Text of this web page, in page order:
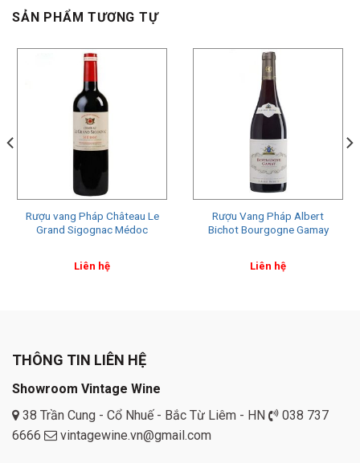
SẢN PHẨM TƯƠNG TỰ
Rượu vang Pháp Château Le
Grand Sigognac Médoc
Liên hệ
Rượu Vang Pháp Albert
Bichot Bourgogne Gamay
Liên hệ
THÔNG TIN LIÊN HỆ
Showroom Vintage Wine
38 Trần Cung - Cổ Nhuế - Bắc Từ Liêm - HN
038 737
6666
vintagewine.vn@gmail.com